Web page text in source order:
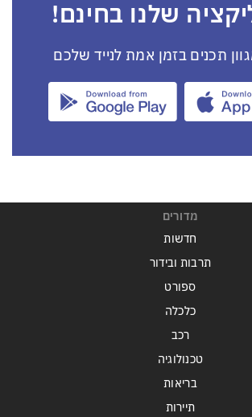
שלנו בחינם!
תכנים בזמן אמת לנייד שלכם
מדורים
חדשות
תרבות ובידור
ספורט
כלכלה
רכב
טכנולוגיה
בריאות
תיירות